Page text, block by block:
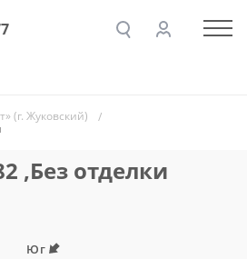
(г. Жуковский)
,Без отделки
Юг